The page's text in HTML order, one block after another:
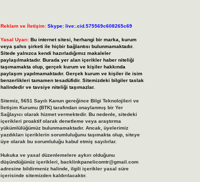
Reklam ve İletişim: Skype: live:.cid.575569c608265c69
Yasal Uyarı: Bu internet sitesi, herhangi bir marka, kurum
veya şahıs şirketi ile hiçbir bağlantısı bulunmamaktadır.
Sitede yalnızca kendi hazırladığımız makaleler
paylaşılmaktadır. Burada yer alan içerikler haber niteliği
taşımamakta olup, gerçek kurum ve kişiler hakkında
paylaşım yapılmamaktadır. Gerçek kurum ve kişiler ile isim
benzerlikleri tamamen tesadüfidir. Sitemizdeki bilgiler taslak
halindedir ve tavsiye niteliği taşımazlar.
Sitemiz, 5651 Sayılı Kanun gereğince Bilgi Teknolojileri ve
İletişim Kurumu (BTK) tarafından onaylanmış bir Yer
Sağlayıcı olarak hizmet vermektedir. Bu nedenle, sitedeki
içerikleri proaktif olarak denetleme veya araştırma
yükümlülüğümüz bulunmamaktadır. Ancak, üyelerimiz
yazdıkları içeriklerin sorumluluğunu taşımakta olup, siteye
üye olarak bu sorumluluğu kabul etmiş sayılırlar.
Hukuka ve yasal düzenlemelere aykırı olduğunu
düşündüğünüz içerikleri, backlinkpanelicomtr@gmail.com
adresine bildirmeniz halinde, ilgili içerikler yasal süre
içerisinde sitemizden kaldırılacaktır.